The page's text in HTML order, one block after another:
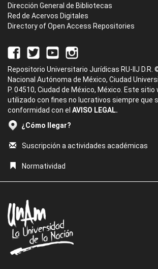
Dirección General de Bibliotecas
Red de Acervos Digitales
Directory of Open Access Repositories
Repositorio Universitario Jurídicas RU-IIJ D.R.
Nacional Autónoma de México, Ciudad
P. 04510, Ciudad de México, México. Este
utilizado con fines no lucrativos siempre que
conformidad con el AVISO LEGAL.
¿Cómo llegar?
Suscripción a actividades académicas
Normatividad